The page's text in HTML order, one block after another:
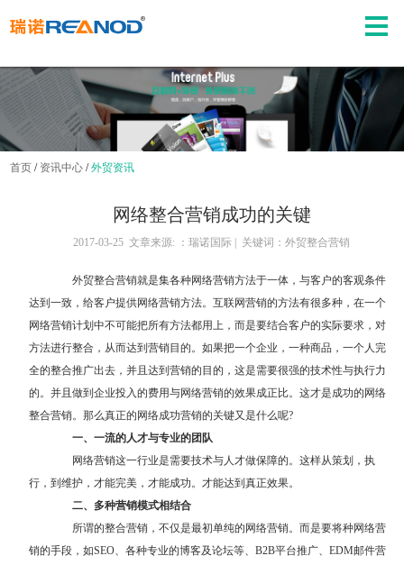
首页 / 资讯中心 /外贸资讯
网络整合营销成功的关键
2017-03-25 文章来源: ：瑞诺国际 | 关键词：外贸整合营销
外贸整合营销就是集各种网络营销方法于一体，与客户的客观条件
达到一致，给客户提供网络营销方法。互联网营销的方法有很多种，在一个
网络营销计划中不可能把所有方法都用上，而是要结合客户的实际要求，对
方法进行整合，从而达到营销目的。如果把一个企业，一种商品，一个人完
全的整合推广出去，并且达到营销的目的，这是需要很强的技术性与执行力
的。并且做到企业投入的费用与网络营销的效果成正比。这才是成功的网络
整合营销。那么真正的网络成功营销的关键又是什么呢?
一、一流的人才与专业的团队
网络营销这一行业是需要技术与人才做保障的。这样从策划，执
行，到维护，才能完美，才能成功。才能达到真正效果。
二、多种营销模式相结合
所谓的整合营销，不仅是最初单纯的网络营销。而是要将种网络营
销的手段，如SEO、各种专业的博客及论坛等、B2B平台推广、EDM邮件营